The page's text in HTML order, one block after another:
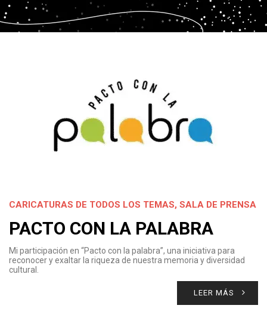
CARICATURAS DE TODOS LOS TEMAS, SALA DE PRENSA
PACTO CON LA PALABRA
Mi participación en “Pacto con la palabra”, una iniciativa para
reconocer y exaltar la riqueza de nuestra memoria y diversidad
cultural.
LEER MÁS